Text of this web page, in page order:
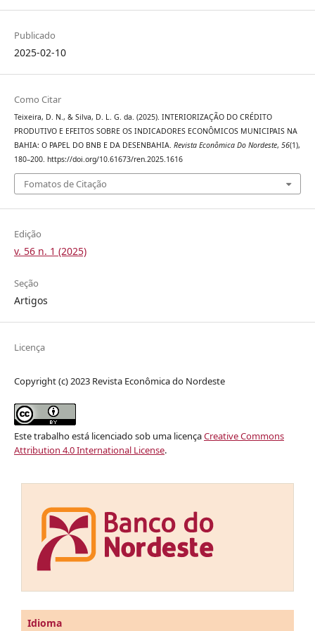
Publicado
2025-02-10
Como Citar
Teixeira, D. N., & Silva, D. L. G. da. (2025). INTERIORIZAÇÃO DO CRÉDITO
PRODUTIVO E EFEITOS SOBRE OS INDICADORES ECONÔMICOS MUNICIPAIS NA
BAHIA: O PAPEL DO BNB E DA DESENBAHIA. Revista Econômica Do Nordeste, 56(1),
180–200. https://doi.org/10.61673/ren.2025.1616
Fomatos de Citação
Edição
v. 56 n. 1 (2025)
Seção
Artigos
Licença
Copyright (c) 2023 Revista Econômica do Nordeste
Este trabalho está licenciado sob uma licençaCreative Commons
Attribution 4.0 International License.
Idioma